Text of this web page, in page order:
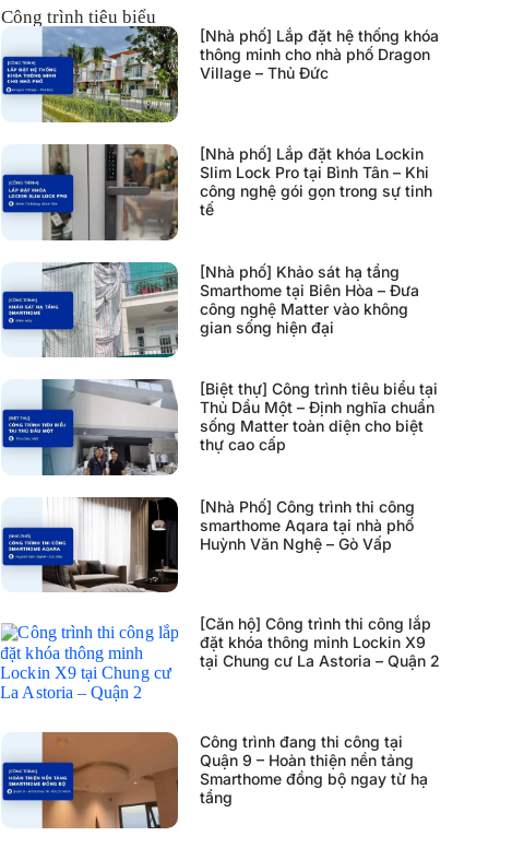
Công trình tiêu biểu
[Nhà phố] Lắp đặt hệ thống khóa
thông minh cho nhà phố Dragon
Village – Thủ Đức
[Nhà phố] Lắp đặt khóa Lockin
Slim Lock Pro tại Bình Tân – Khi
công nghệ gói gọn trong sự tinh
tế
[Nhà phố] Khảo sát hạ tầng
Smarthome tại Biên Hòa – Đưa
công nghệ Matter vào không
gian sống hiện đại
[Biệt thự] Công trình tiêu biểu tại
Thủ Dầu Một – Định nghĩa chuẩn
sống Matter toàn diện cho biệt
thự cao cấp
[Nhà Phố] Công trình thi công
smarthome Aqara tại nhà phố
Huỳnh Văn Nghệ – Gò Vấp
[Căn hộ] Công trình thi công lắp
đặt khóa thông minh Lockin X9
tại Chung cư La Astoria – Quận 2
Công trình đang thi công tại
Quận 9 – Hoàn thiện nền tảng
Smarthome đồng bộ ngay từ hạ
tầng